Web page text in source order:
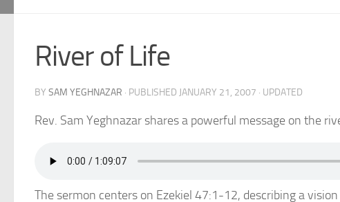
River of Life
BY SAM YEGHNAZAR · PUBLISHED JANUARY 21, 2007 · UPDATED
Rev. Sam Yeghnazar shares a powerful message on the
The sermon centers on Ezekiel 47:1-12, describing a